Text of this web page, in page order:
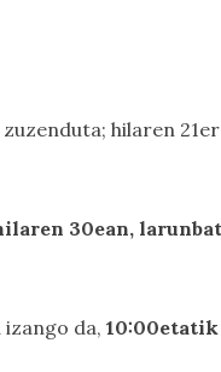
hilaren
30ean,
izango da, 10:00etatik